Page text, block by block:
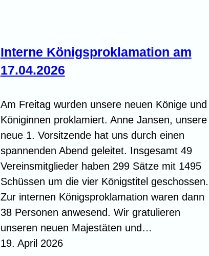
Interne Königsproklamation am
17.04.2026
Am Freitag wurden unsere neuen Könige und
Königinnen proklamiert. Anne Jansen, unsere
neue 1. Vorsitzende hat uns durch einen
spannenden Abend geleitet. Insgesamt 49
Vereinsmitglieder haben 299 Sätze mit 1495
Schüssen um die vier Königstitel geschossen.
Zur internen Königsproklamation waren dann
38 Personen anwesend. Wir gratulieren
unseren neuen Majestäten und…
19. April 2026